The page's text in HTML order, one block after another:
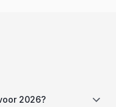
2026?